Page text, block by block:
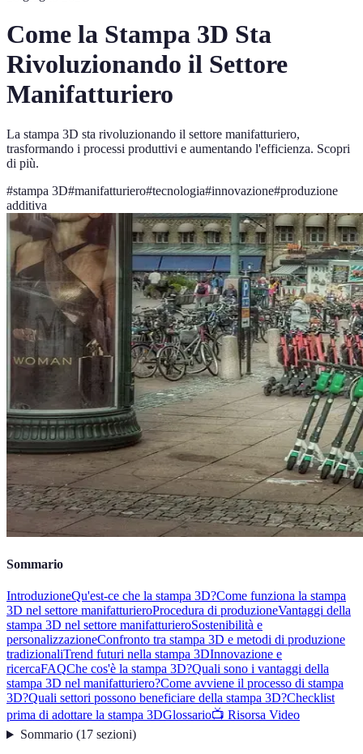
Come la Stampa 3D Sta
Rivoluzionando il Settore
Manifatturiero
La stampa 3D sta rivoluzionando il settore manifatturiero,
trasformando i processi produttivi e aumentando l'efficienza. Scopri
di più.
#stampa 3D#manifatturiero#tecnologia#innovazione#produzione
additiva
Sommario
IntroduzioneQu'est-ce che la stampa 3D?Come funziona la stampa
3D nel settore manifatturieroProcedura di produzioneVantaggi della
stampa 3D nel settore manifatturieroSostenibilità e
personalizzazioneConfronto tra stampa 3D e metodi di produzione
tradizionaliTrend futuri nella stampa 3DInnovazione e
ricercaFAQChe cos'è la stampa 3D?Quali sono i vantaggi della
stampa 3D nel manifatturiero?Come avviene il processo di stampa
3D?Quali settori possono beneficiare della stampa 3D?Checklist
prima di adottare la stampa 3DGlossario📺 Risorsa Video
Sommario(17 sezioni)